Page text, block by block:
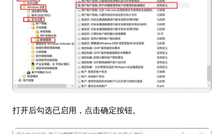
打开后勾选已启用，点击确定按钮。